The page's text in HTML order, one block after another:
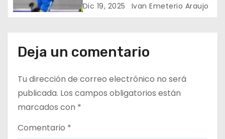
t
r
a
d
Dic 19, 2025 Ivan Emeterio Araujo
Deja un comentario
Tu dirección de correo electrónico no será
publicada. Los campos obligatorios están
marcados con *
Comentario *